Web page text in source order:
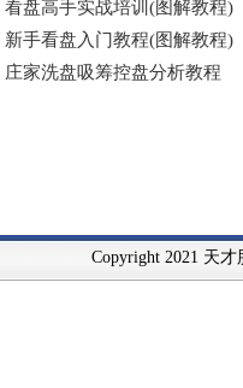
Copyright 2021 天